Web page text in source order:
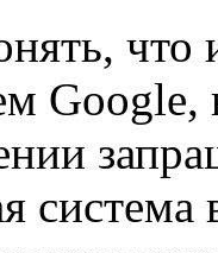
что
Google,
система